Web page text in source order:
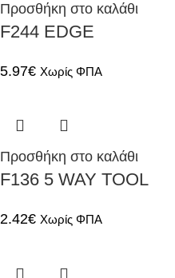
Προσθήκη στο καλάθι
F244 EDGE
5.97€ Χωρίς ΦΠΑ
Προσθήκη στο καλάθι
F136 5 WAY TOOL
2.42€ Χωρίς ΦΠΑ